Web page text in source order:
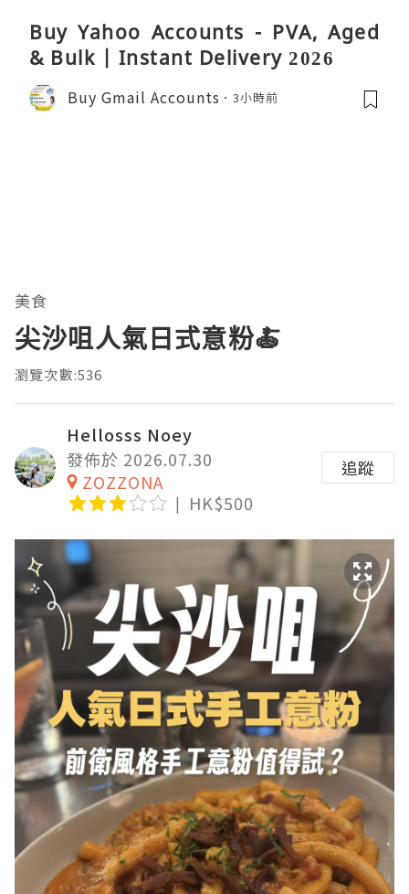
Buy Yahoo Accounts - PVA, Aged
& Bulk | Instant Delivery 2026
Buy Gmail Accounts 3小時前
美食
尖沙咀人氣日式意粉🍝
瀏覽次數:536
Hellosss Noey
發佈於 2026.07.30
ZOZZONA
HK$500
追蹤